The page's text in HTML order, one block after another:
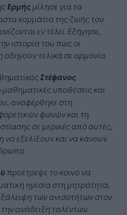
Ερμήςμίλησε για τα
κομμάτια της ζωής του
εν τέλει. Εξήγησε,
ιστορία του πως οι
τελικά σε αρμονία.
Στέφανος
υποθέσεις και
, αναφέρθηκε στη
φωνών και τη
σε μερικέςαπό αυτές,
εξελίξουν και να κάνουν
προέτρεψε το κοινόνα
ηγεσία στη μητρότητα,
των ανισοτήτων στον
ανάδειξη ταλέντων.